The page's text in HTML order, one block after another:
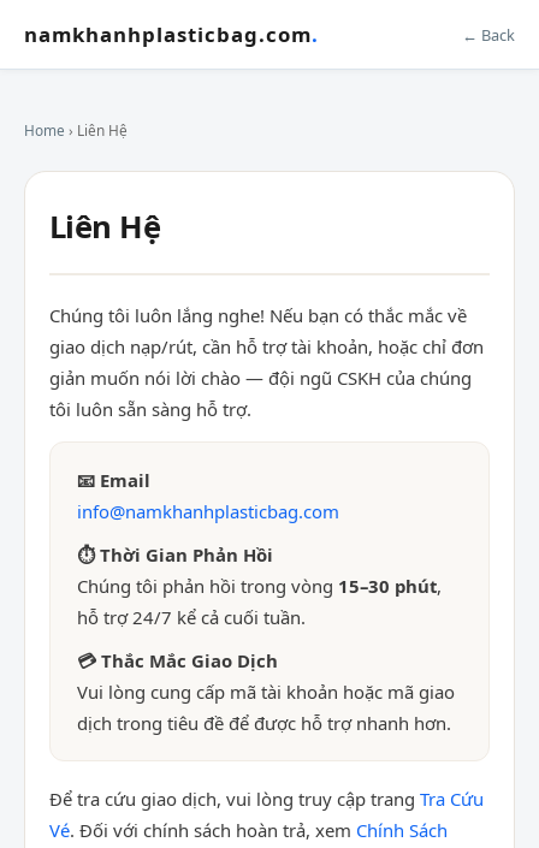
namkhanhplasticbag.com. ← Back
Home › Liên Hệ
Liên Hệ
Chúng tôi luôn lắng nghe! Nếu bạn có thắc mắc về
giao dịch nạp/rút, cần hỗ trợ tài khoản, hoặc chỉ đơn
giản muốn nói lời chào — đội ngũ CSKH của chúng
tôi luôn sẵn sàng hỗ trợ.
📧 Email
info@namkhanhplasticbag.com
⏱ Thời Gian Phản Hồi
Chúng tôi phản hồi trong vòng 15–30 phút,
hỗ trợ 24/7 kể cả cuối tuần.
💳 Thắc Mắc Giao Dịch
Vui lòng cung cấp mã tài khoản hoặc mã giao
dịch trong tiêu đề để được hỗ trợ nhanh hơn.
Để tra cứu giao dịch, vui lòng truy cập trang Tra Cứu
Vé. Đối với chính sách hoàn trả, xem Chính Sách